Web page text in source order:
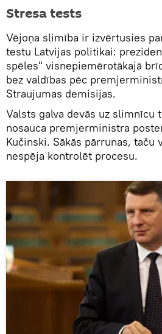
Stresa tests
Vējoņa slimība ir izvērtusies
testu Latvijas politikai:
spēles" visnepiemērotākajā
bez valdības pēc
Straujumas demisijas.
Valsts galva devās uz slimnīcu
nosauca premjerministra
Kučinski. Sākās pārrunas, taču
nespēja kontrolēt procesu.